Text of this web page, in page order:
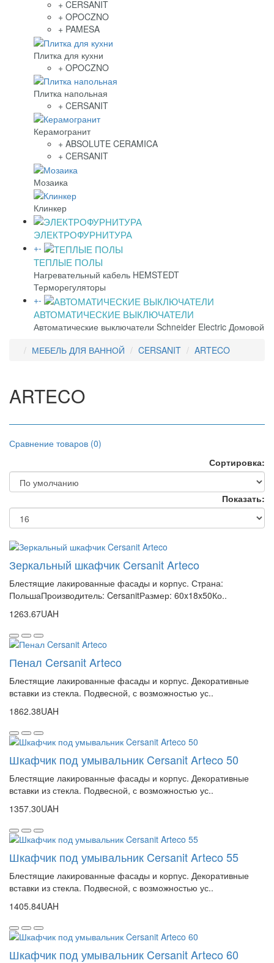
+ CERSANIT
+ OPOCZNO
+ PAMESA
Плитка для кухни
+ OPOCZNO
Плитка напольная
+ CERSANIT
Керамогранит
+ ABSOLUTE CERAMICA
+ CERSANIT
Мозаика
Клинкер
ЭЛЕКТРОФУРНИТУРА
+-
ТЕПЛЫЕ ПОЛЫ
Нагревательный кабель HEMSTEDT
Терморегуляторы
+-
АВТОМАТИЧЕСКИЕ ВЫКЛЮЧАТЕЛИ
Автоматические выключатели Schneider Electric Домовой
МЕБЕЛЬ ДЛЯ ВАННОЙ
CERSANIT ARTECO
ARTECO
Сравнение товаров (0)
Сортировка:
Показать:
Зеркальный шкафчик Cersanit Arteco
Блестящие лакированные фасады и корпус. Страна:
ПольшаПроизводитель: CersanitРазмер: 60x18x50Ко..
1263.67UAH
Пенал Cersanit Arteco
Блестящие лакированные фасады и корпус. Декоративные
вставки из стекла. Подвесной, с возможностью ус..
1862.38UAH
Шкафчик под умывальник Cersanit Arteco 50
Блестящие лакированные фасады и корпус. Декоративные
вставки из стекла. Подвесной, с возможностью ус..
1357.30UAH
Шкафчик под умывальник Cersanit Arteco 55
Блестящие лакированные фасады и корпус. Декоративные
вставки из стекла. Подвесной, с возможностью ус..
1405.84UAH
Шкафчик под умывальник Cersanit Arteco 60